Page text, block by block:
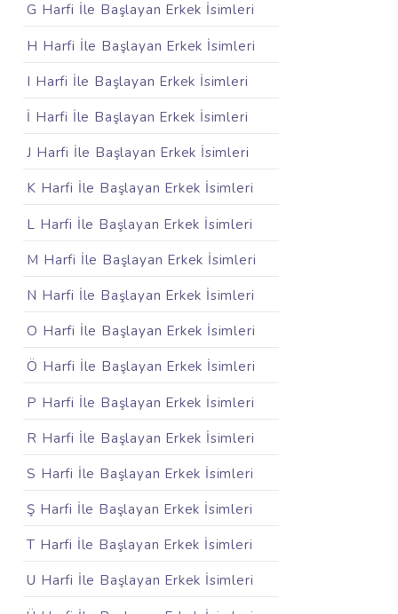
G Harfi İle Başlayan Erkek İsimleri
H Harfi İle Başlayan Erkek İsimleri
I Harfi İle Başlayan Erkek İsimleri
İ Harfi İle Başlayan Erkek İsimleri
J Harfi İle Başlayan Erkek İsimleri
K Harfi İle Başlayan Erkek İsimleri
L Harfi İle Başlayan Erkek İsimleri
M Harfi İle Başlayan Erkek İsimleri
N Harfi İle Başlayan Erkek İsimleri
O Harfi İle Başlayan Erkek İsimleri
Ö Harfi İle Başlayan Erkek İsimleri
P Harfi İle Başlayan Erkek İsimleri
R Harfi İle Başlayan Erkek İsimleri
S Harfi İle Başlayan Erkek İsimleri
Ş Harfi İle Başlayan Erkek İsimleri
T Harfi İle Başlayan Erkek İsimleri
U Harfi İle Başlayan Erkek İsimleri